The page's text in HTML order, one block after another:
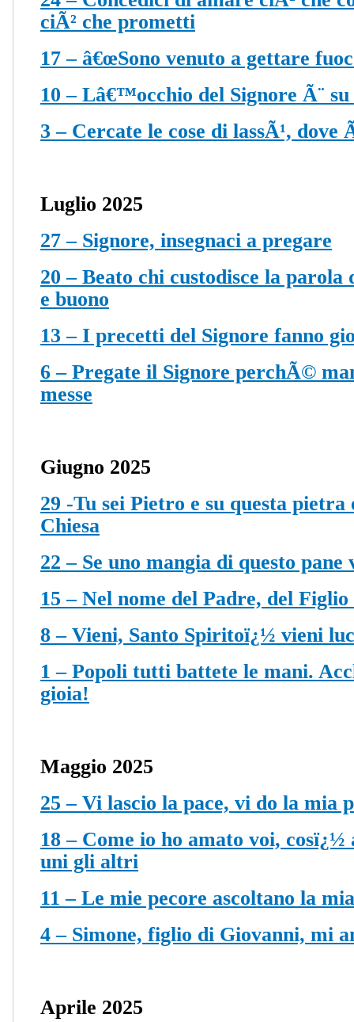
ciÃ² che prometti
17 – â€œSono venuto a gettare
10 – Lâ€™occhio del Signore Ã¨
3 – Cercate le cose di lassÃ¹, dove
Luglio 2025
27 – Signore, insegnaci a pregare
20 – Beato chi custodisce la
e buono
13 – I precetti del Signore fanno
6 – Pregate il Signore perchÃ©
messe
Giugno 2025
29 -Tu sei Pietro e su questa
Chiesa
22 – Se uno mangia di questo
15 – Nel nome del Padre, del
8 – Vieni, Santo Spiritoï¿½ vieni
1 – Popoli tutti battete le mani.
gioia!
Maggio 2025
25 – Vi lascio la pace, vi do la mia
18 – Come io ho amato voi,
uni gli altri
11 – Le mie pecore ascoltano la
4 – Simone, figlio di Giovanni, mi
Aprile 2025